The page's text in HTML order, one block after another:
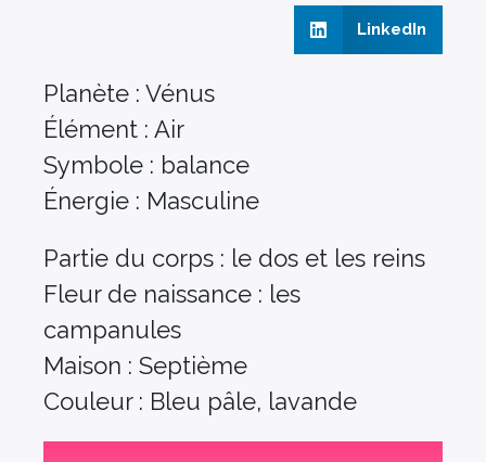
LinkedIn
Planète : Vénus
Élément : Air
Symbole : balance
Énergie : Masculine
Partie du corps : le dos et les reins
Fleur de naissance : les
campanules
Maison : Septième
Couleur : Bleu pâle, lavande